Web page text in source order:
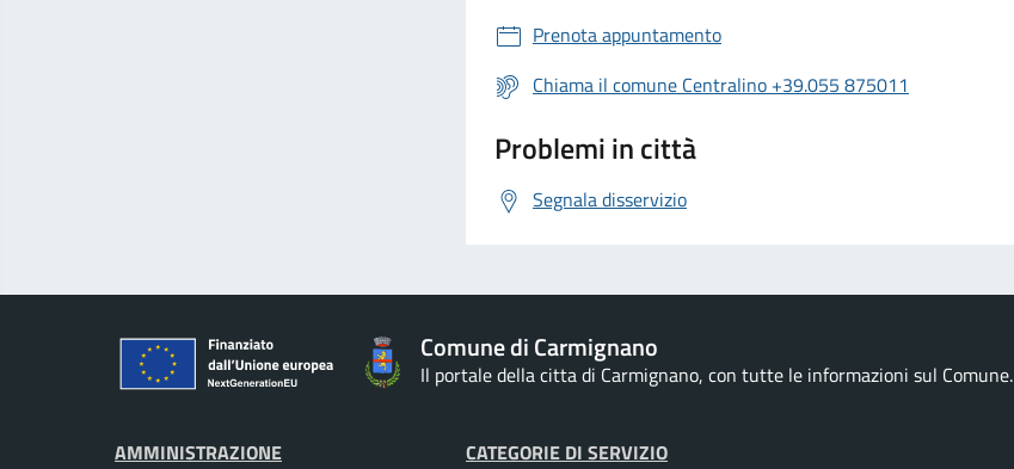
Prenota appuntamento
Chiama il comune Centralino +39.055 875011
Problemi in città
Segnala disservizio
Comune di Carmignano
Il portale della citta di Carmignano, con tutte le informazioni sul Comune.
AMMINISTRAZIONE CATEGORIE DI SERVIZIO